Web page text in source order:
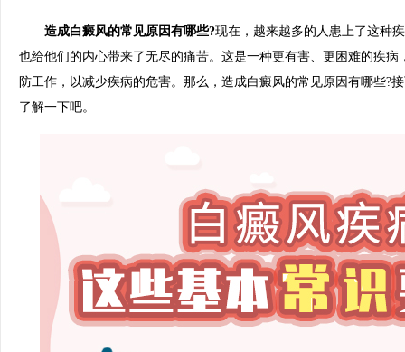
造成白癜风的常见原因有哪些?现在，越来越多的人患上了这种
也给他们的内心带来了无尽的痛苦。这是一种更有害、更困难的疾
防工作，以减少疾病的危害。那么，造成白癜风的常见原因有哪些?
了解一下吧。